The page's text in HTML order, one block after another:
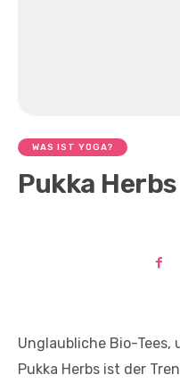
WAS IST YOGA?
Pukka Herbs
Unglaubliche Bio-Tees,
Pukka Herbs ist der